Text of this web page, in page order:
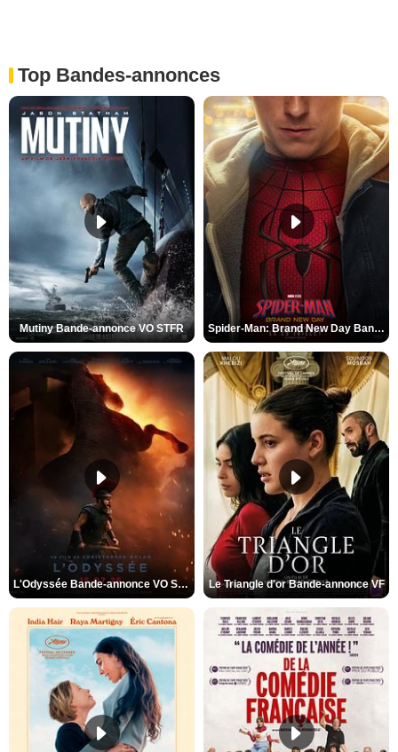
Top Bandes-annonces
Mutiny Bande-annonce VO STFR Spider-Man: Brand New Day Bande-annonce VO STFR
L'Odyssée Bande-annonce VO STFR Le Triangle d'or Bande-annonce VF